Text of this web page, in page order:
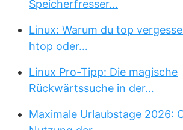
Speicherfresser…
Linux: Warum du top
htop oder…
Linux Pro-Tipp: Die magische
Rückwärtssuche in der…
Maximale Urlaubstage 2026: